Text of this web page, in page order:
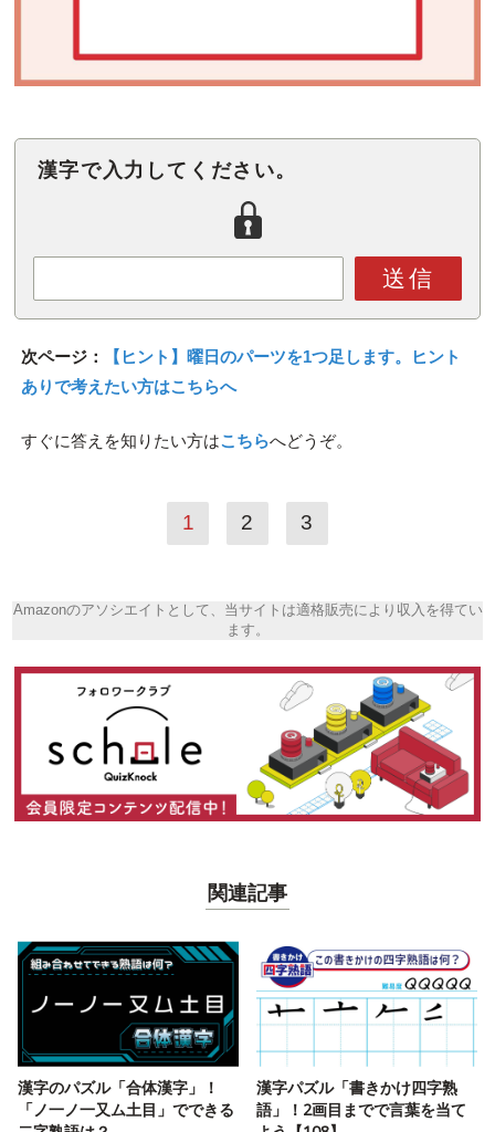
漢字で入力してください。
送信
次ページ：
【ヒント】曜日のパーツを1つ足します。ヒント
ありで考えたい方はこちらへ
すぐに答えを知りたい方はこちらへどうぞ。
1 2 3
Amazonのアソシエイトとして、当サイトは適格販売により収入を得てい
ます。
関連記事
漢字のパズル「合体漢字」！
「ノ一ノ一又ム土目」でできる
漢字パズル「書きかけ四字熟
語」！2画目までで言葉を当て